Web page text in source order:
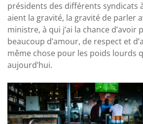
présidents des différents syndicats
aient la gravité, la gravité de parler
ministre, à qui j’ai la chance d’avoir
beaucoup d’amour, de respect et
même chose pour les poids lourds
aujourd’hui.